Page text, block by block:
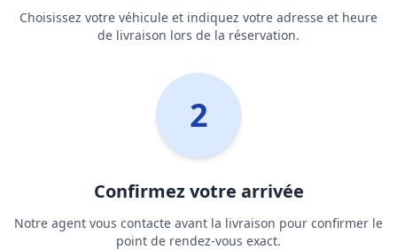
Choisissez votre véhicule et indiquez votre adresse et heure
de livraison lors de la réservation.
2
Confirmez votre arrivée
Notre agent vous contacte avant la livraison pour confirmer le
point de rendez-vous exact.